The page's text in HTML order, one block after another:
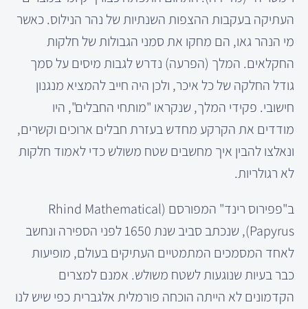
העתיקה בעקבות ההצפות השנתיות של נהר הנילוס. כאשר
מי הנהר גאו, הם מחקו את סמני הגבולות של חלקות
החקלאים. המלך (הפרעה) נדרש לגבות מיסים על סמך
גודל החלקה של כל איכר, ולכן היה חייב להמציא מנגנון
חישובי. פקידי המלך, שנקראו "מותחי החבלים", היו
מודדים את הקרקע מחדש בעזרת חבלים ארוכים וקשרים,
ונאלצו להבין איך מחשבים שטח משולש כדי לאמוד חלקות
לא רגולריות.
ב"פפירוס רינד" המפורסם (Rhind Mathematical
Papyrus), שנכתב סביב שנת 1650 לפני הספירה ונחשב
לאחד המסמכים המתמטיים העתיקים בעולם, מופיעות
כבר בעיות שנוגעות לשטח משולש. אמנם למצרים
הקדמונים לא הייתה הוכחה פורמלית אלגברית כפי שיש לנו